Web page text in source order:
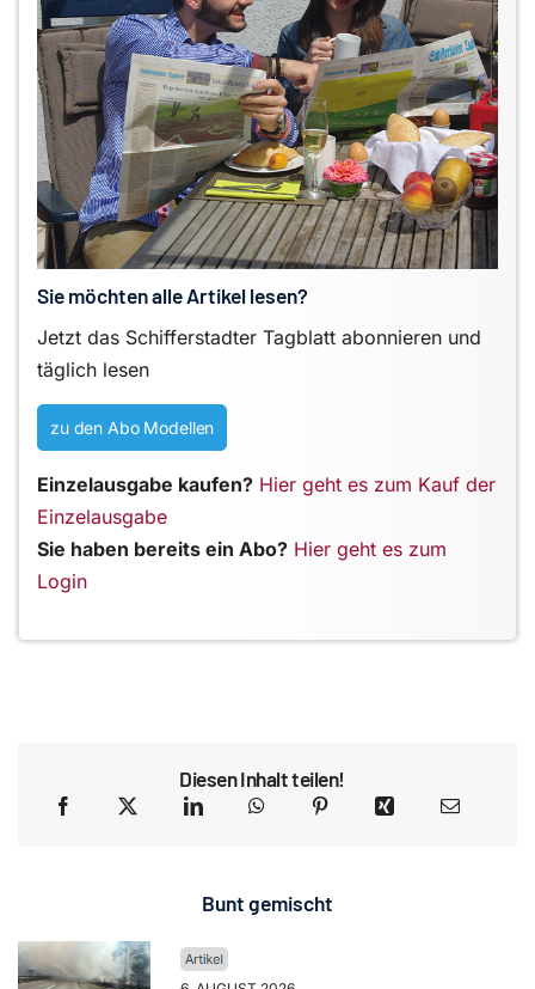
Sie möchten alle Artikel lesen?
Jetzt das Schifferstadter Tagblatt abonnieren und
täglich lesen
zu den Abo Modellen
Einzelausgabe kaufen? Hier geht es zum Kauf der
Einzelausgabe
Sie haben bereits ein Abo? Hier geht es zum
Login
Diesen Inhalt teilen!
Bunt gemischt